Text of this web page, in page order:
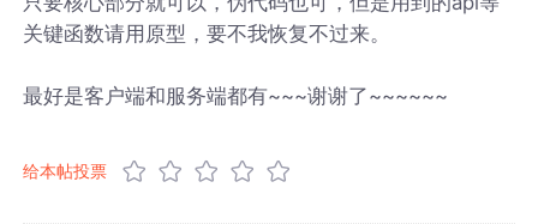
关键函数请用原型，要不我恢复不过来。
最好是客户端和服务端都有~~~谢谢了~~~~~~
给本帖投票